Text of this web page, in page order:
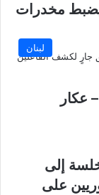
مخدرات
لبنان
عكار
خلسة إلى
على